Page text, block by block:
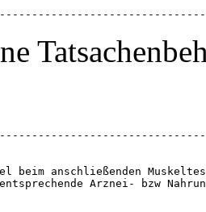
beim anschließenden
Arznei- bzw